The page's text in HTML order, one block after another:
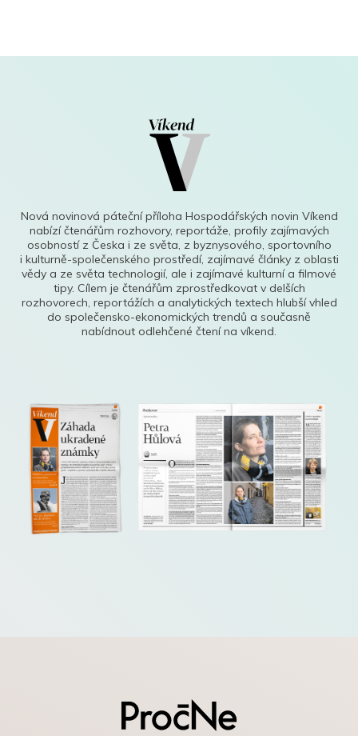
Nová novinová páteční příloha Hospodářských novin Víkend
nabízí čtenářům rozhovory, reportáže, profily zajímavých
osobností z Česka i ze světa, z byznysového, sportovního
i kulturně-společenského prostředí, zajímavé články z oblasti
vědy a ze světa technologií, ale i zajímavé kulturní a filmové
tipy. Cílem je čtenářům zprostředkovat v delších
rozhovorech, reportážích a analytických textech hlubší vhled
do společensko-ekonomických trendů a současně
nabídnout odlehčené čtení na víkend.